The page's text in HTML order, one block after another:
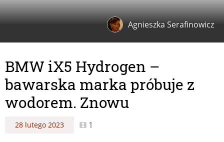
Agnieszka Serafinowicz
BMW iX5 Hydrogen –
bawarska marka próbuje z
wodorem. Znowu
28 lutego 2023 1